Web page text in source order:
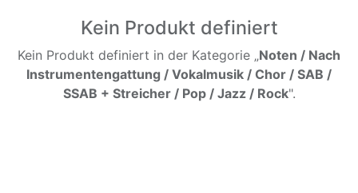
Kein Produkt definiert
Kein Produkt definiert in der Kategorie „Noten / Nach
Instrumentengattung / Vokalmusik / Chor / SAB /
SSAB + Streicher / Pop / Jazz / Rock".